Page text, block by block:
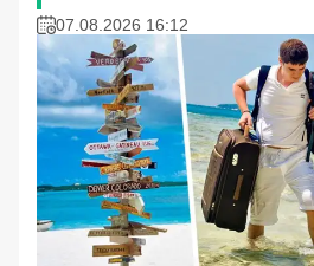
07.08.2026 16:12